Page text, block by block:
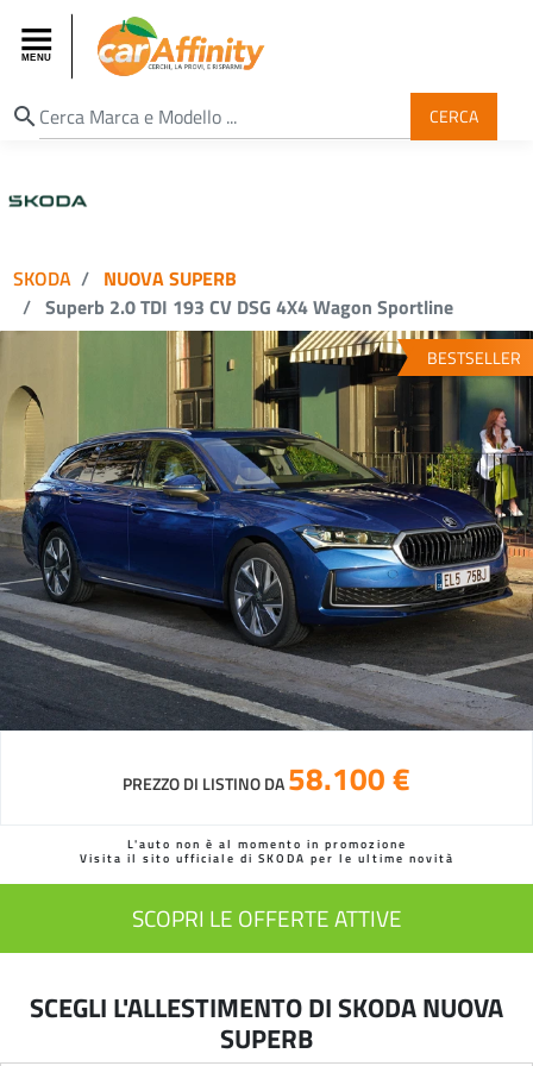
search CERCA
SKODA
NUOVA SUPERB
Superb 2.0 TDI 193 CV DSG 4X4 Wagon Sportline
BESTSELLER
PREZZO DI LISTINO DA58.100 €
L'auto non è al momento in promozione
Visita il sito ufficiale di SKODA per le ultime novità
SCOPRI LE OFFERTE ATTIVE
SCEGLI L'ALLESTIMENTO DI SKODA NUOVA
SUPERB